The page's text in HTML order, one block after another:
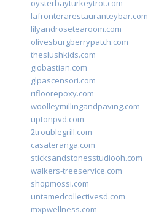
oysterbayturkeytrot.com
lafronterarestauranteybar.com
lilyandrosetearoom.com
olivesburgberrypatch.com
theslushkids.com
giobastian.com
glpascensori.com
rifloorepoxy.com
woolleymillingandpaving.com
uptonpvd.com
2troublegrill.com
casateranga.com
sticksandstonesstudiooh.com
walkers-treeservice.com
shopmossi.com
untamedcollectivesd.com
mxpwellness.com